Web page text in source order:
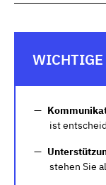
WICHTIGE
ist
stehen Sie